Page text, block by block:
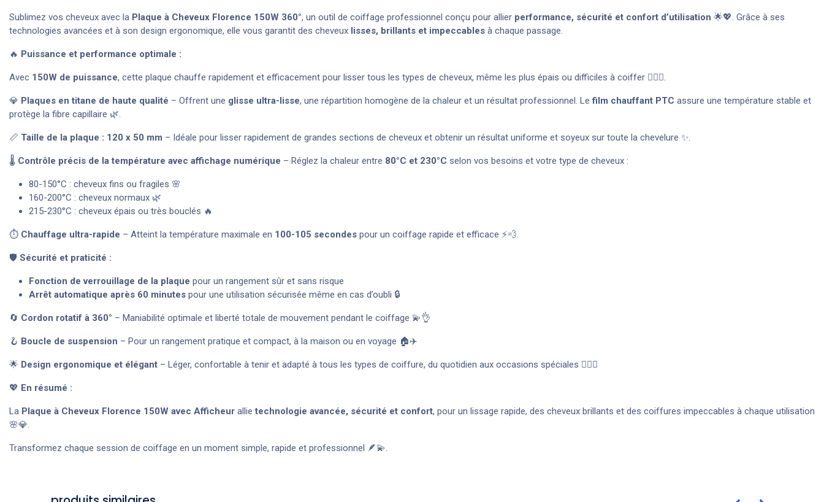
Sublimez vos cheveux avec la Plaque à Cheveux Florence 150W 360°, un outil de coiffage professionnel conçu pour allier performance, sécurité et confort d’utilisation 🌟💖. Grâce à ses
technologies avancées et à son design ergonomique, elle vous garantit des cheveux lisses, brillants et impeccables à chaque passage.
🔥 Puissance et performance optimale :
Avec 150W de puissance, cette plaque chauffe rapidement et efficacement pour lisser tous les types de cheveux, même les plus épais ou difficiles à coiffer 💆‍♀️✨.
💎 Plaques en titane de haute qualité – Offrent une glisse ultra-lisse, une répartition homogène de la chaleur et un résultat professionnel. Lefilm chauffant PTC assure une température stable et
protège la fibre capillaire 🌿.
📏 Taille de la plaque : 120 x 50 mm – Idéale pour lisser rapidement de grandes sections de cheveux et obtenir un résultat uniforme et soyeux sur toute la chevelure ✨.
🌡️ Contrôle précis de la température avec affichage numérique – Réglez la chaleur entre 80°C et 230°C selon vos besoins et votre type de cheveux :
80-150°C : cheveux fins ou fragiles 🌸
160-200°C : cheveux normaux 🌿
215-230°C : cheveux épais ou très bouclés 🔥
⏱️ Chauffage ultra-rapide – Atteint la température maximale en 100-105 secondes pour un coiffage rapide et efficace ⚡💨.
🛡️ Sécurité et praticité :
Fonction de verrouillage de la plaque pour un rangement sûr et sans risque
Arrêt automatique après 60 minutes pour une utilisation sécurisée même en cas d’oubli 🔒
🔄 Cordon rotatif à 360° – Maniabilité optimale et liberté totale de mouvement pendant le coiffage 💫👌
🪝 Boucle de suspension – Pour un rangement pratique et compact, à la maison ou en voyage 🏠✈️
🌟 Design ergonomique et élégant – Léger, confortable à tenir et adapté à tous les types de coiffure, du quotidien aux occasions spéciales 💇‍♀️✨
💖 En résumé :
La Plaque à Cheveux Florence 150W avec Afficheur allietechnologie avancée, sécurité et confort, pour un lissage rapide, des cheveux brillants et des coiffures impeccables à chaque utilisation
🌸💎.
Transformez chaque session de coiffage en un moment simple, rapide et professionnel 🪶💫.